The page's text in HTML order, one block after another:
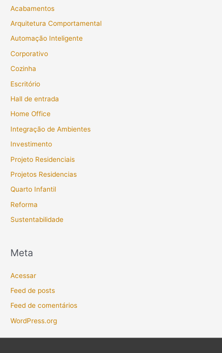
Acabamentos
Arquitetura Comportamental
Automação Inteligente
Corporativo
Cozinha
Escritório
Hall de entrada
Home Office
Integração de Ambientes
Investimento
Projeto Residenciais
Projetos Residencias
Quarto Infantil
Reforma
Sustentabilidade
Meta
Acessar
Feed de posts
Feed de comentários
WordPress.org